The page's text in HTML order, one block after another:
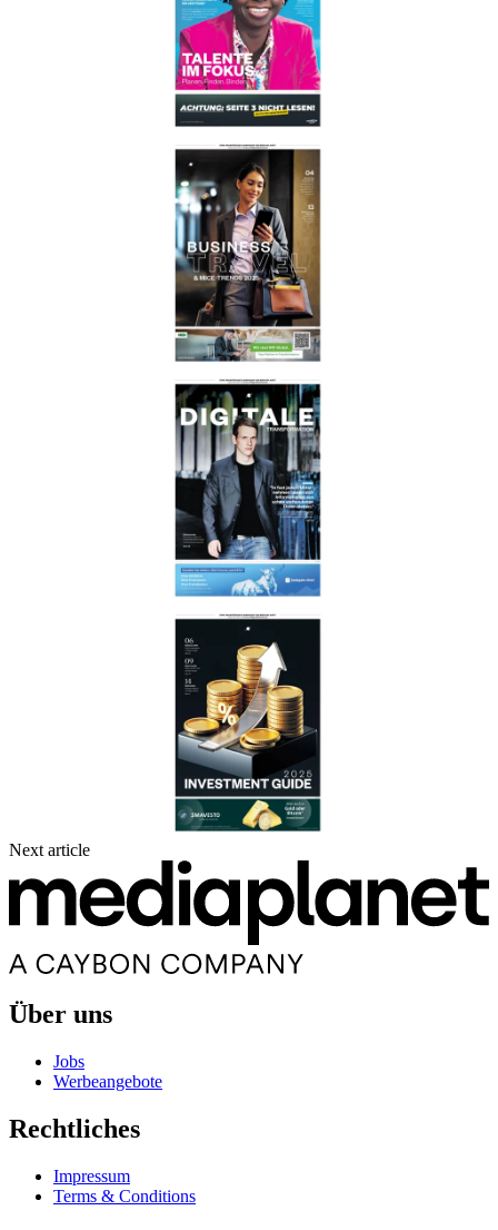
Next article
Über uns
Jobs
Werbeangebote
Rechtliches
Impressum
Terms & Conditions